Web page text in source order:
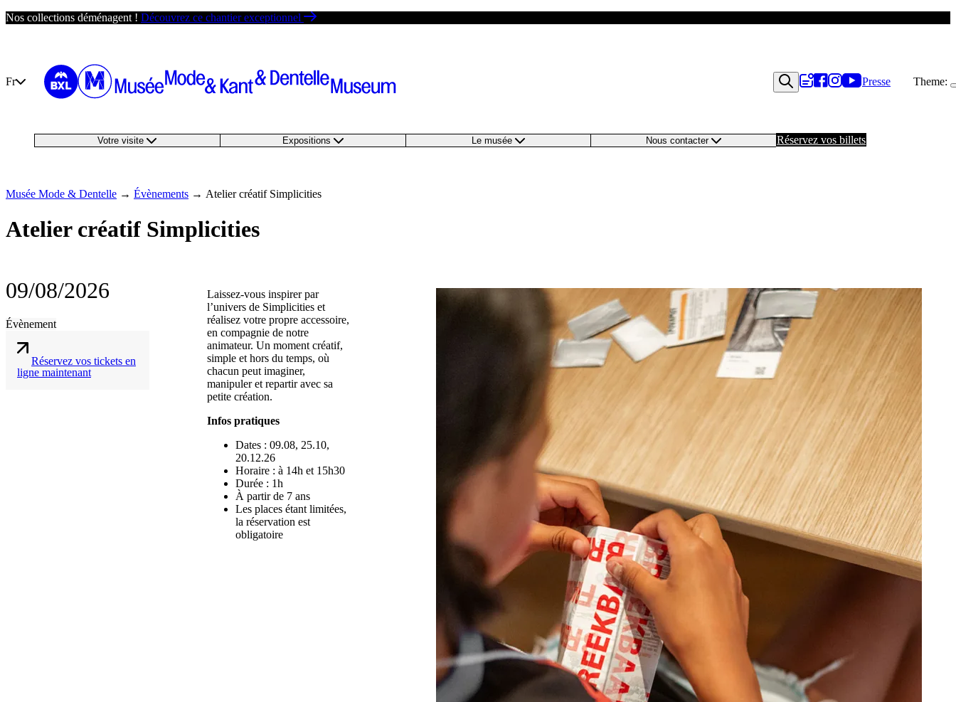
Passer
Nos collections déménagent ! Découvrez ce chantier exceptionnel
Fr Presse
Votre visite Expositions Le musée Nous contacter Réservez vos billets
Theme:
Musée Mode & Dentelle → Évènements → Atelier créatif Simplicities
Atelier créatif Simplicities
09/08/2026
Évènement
Réservez vos tickets en
ligne maintenant
Laissez-vous inspirer par
l’univers de Simplicities et
réalisez votre propre accessoire,
en compagnie de notre
animateur. Un moment créatif,
simple et hors du temps, où
chacun peut imaginer,
manipuler et repartir avec sa
petite création.
Infos pratiques
Dates : 09.08, 25.10,
20.12.26
Horaire : à 14h et 15h30
Durée : 1h
À partir de 7 ans
Les places étant limitées,
la réservation est
obligatoire